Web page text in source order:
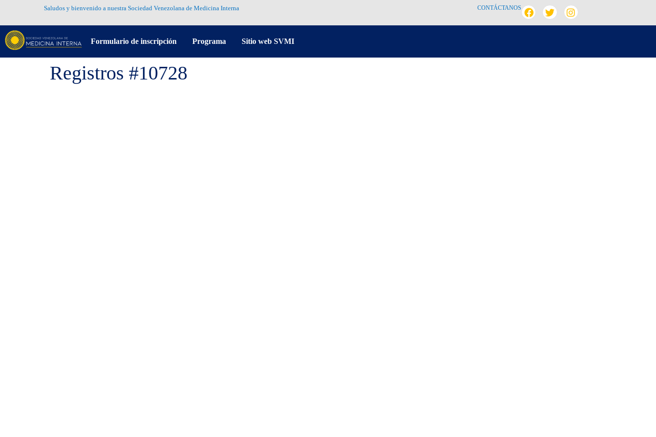
Saludos y bienvenido a nuestra Sociedad Venezolana de Medicina Interna CONTÁCTANOS
Formulario de inscripción Programa Sitio web SVMI
Registros #10728